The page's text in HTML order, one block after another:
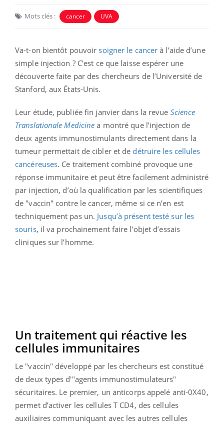
Mots clés : cancer UVA
Va-t-on bientôt pouvoirsoigner le cancer à l’aide d’une
simple injection ? C’est ce que laisse espérer une
découverte faite par des chercheurs de l’Université de
Stanford, aux États-Unis.
Leur étude, publiée fin janvier dans la revue Science
Translationale Medicine a montré que l’injection de
deux agents immunostimulants directement dans la
tumeur permettait de cibler et de détruire les cellules
cancéreuses. Ce traitement combiné provoque une
réponse immunitaire et peut être facilement administré
par injection, d’où la qualification par les scientifiques
de "vaccin" contre le cancer, même si ce n’en est
techniquement pas un. Jusqu’à présent testé sur les
souris, il va prochainement faire l’objet d’essais
cliniques sur l’homme.
Un traitement qui réactive les
cellules immunitaires
Le "vaccin" développé par les chercheurs est constitué
de deux types d'"agents immunostimulateurs"
sécuritaires. Le premier, un anticorps appelé anti-0X40,
permet d’activer les cellules T CD4, des cellules
auxiliaires communiquant avec les autres cellules